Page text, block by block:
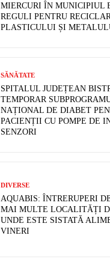
MIERCURI ÎN MUNICIPIUL
REGULI PENTRU
PLASTICULUI ȘI
SĂNĂTATE
SPITALUL JUDEȚEAN
TEMPORAR
NAȚIONAL DE DIABET
PACIENȚII CU POMPE DE
SENZORI
DIVERSE
AQUABIS: ÎNTRERUPERI
MAI MULTE LOCALITĂȚI
UNDE ESTE SISTATĂ
VINERI